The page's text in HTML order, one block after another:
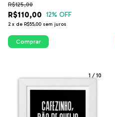
R$110,00
R$125,00
12% OFF
2 x de R$55,00 sem juros
Comprar
1 /10